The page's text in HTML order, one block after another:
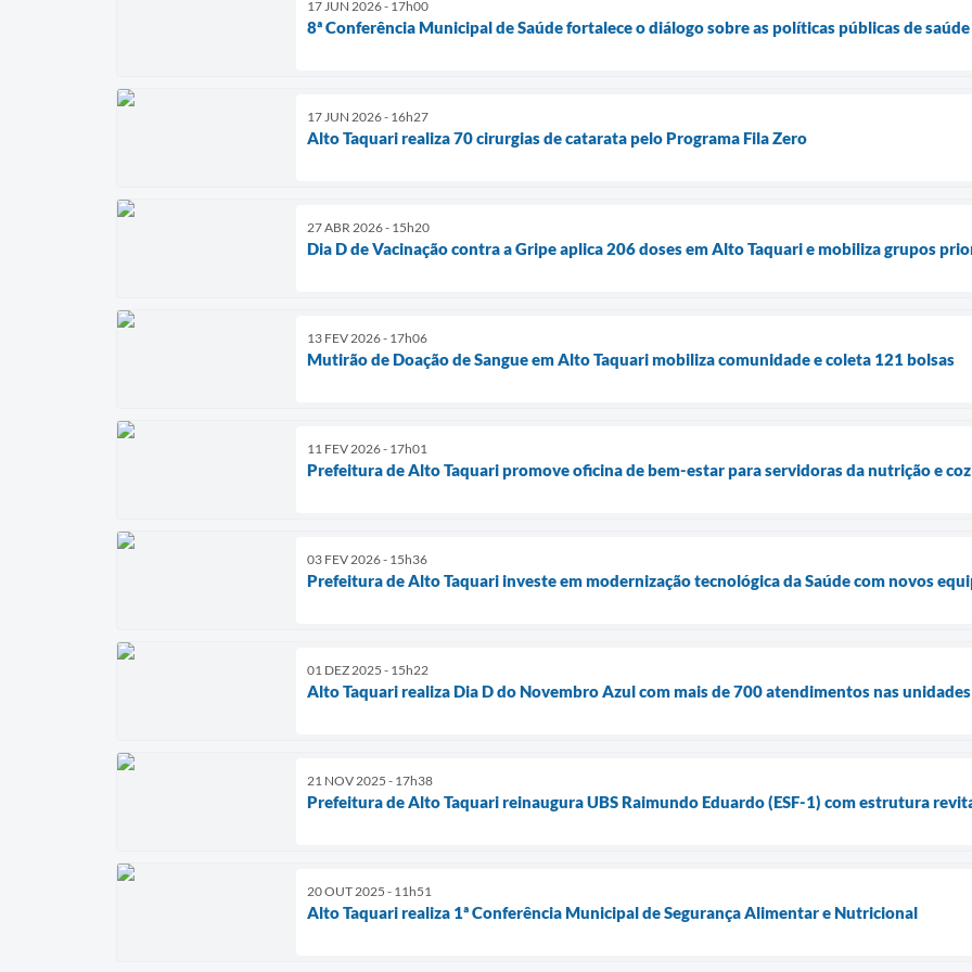
17 JUN 2026 - 17h00
8ª Conferência Municipal de Saúde fortalece o diálogo sobre as políticas públicas de saúde
17 JUN 2026 - 16h27
Alto Taquari realiza 70 cirurgias de catarata pelo Programa Fila Zero
27 ABR 2026 - 15h20
Dia D de Vacinação contra a Gripe aplica 206 doses em Alto Taquari e mobiliza grupos
13 FEV 2026 - 17h06
Mutirão de Doação de Sangue em Alto Taquari mobiliza comunidade e coleta 121 bolsas
11 FEV 2026 - 17h01
Prefeitura de Alto Taquari promove oficina de bem-estar para servidoras da nutrição e
03 FEV 2026 - 15h36
Prefeitura de Alto Taquari investe em modernização tecnológica da Saúde com novos
01 DEZ 2025 - 15h22
Alto Taquari realiza Dia D do Novembro Azul com mais de 700 atendimentos nas
21 NOV 2025 - 17h38
Prefeitura de Alto Taquari reinaugura UBS Raimundo Eduardo (ESF-1) com estrutura
20 OUT 2025 - 11h51
Alto Taquari realiza 1ª Conferência Municipal de Segurança Alimentar e Nutricional